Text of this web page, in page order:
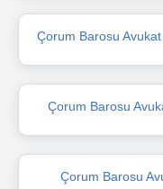
Çorum Barosu
Çorum Barosu
Çorum Barosu